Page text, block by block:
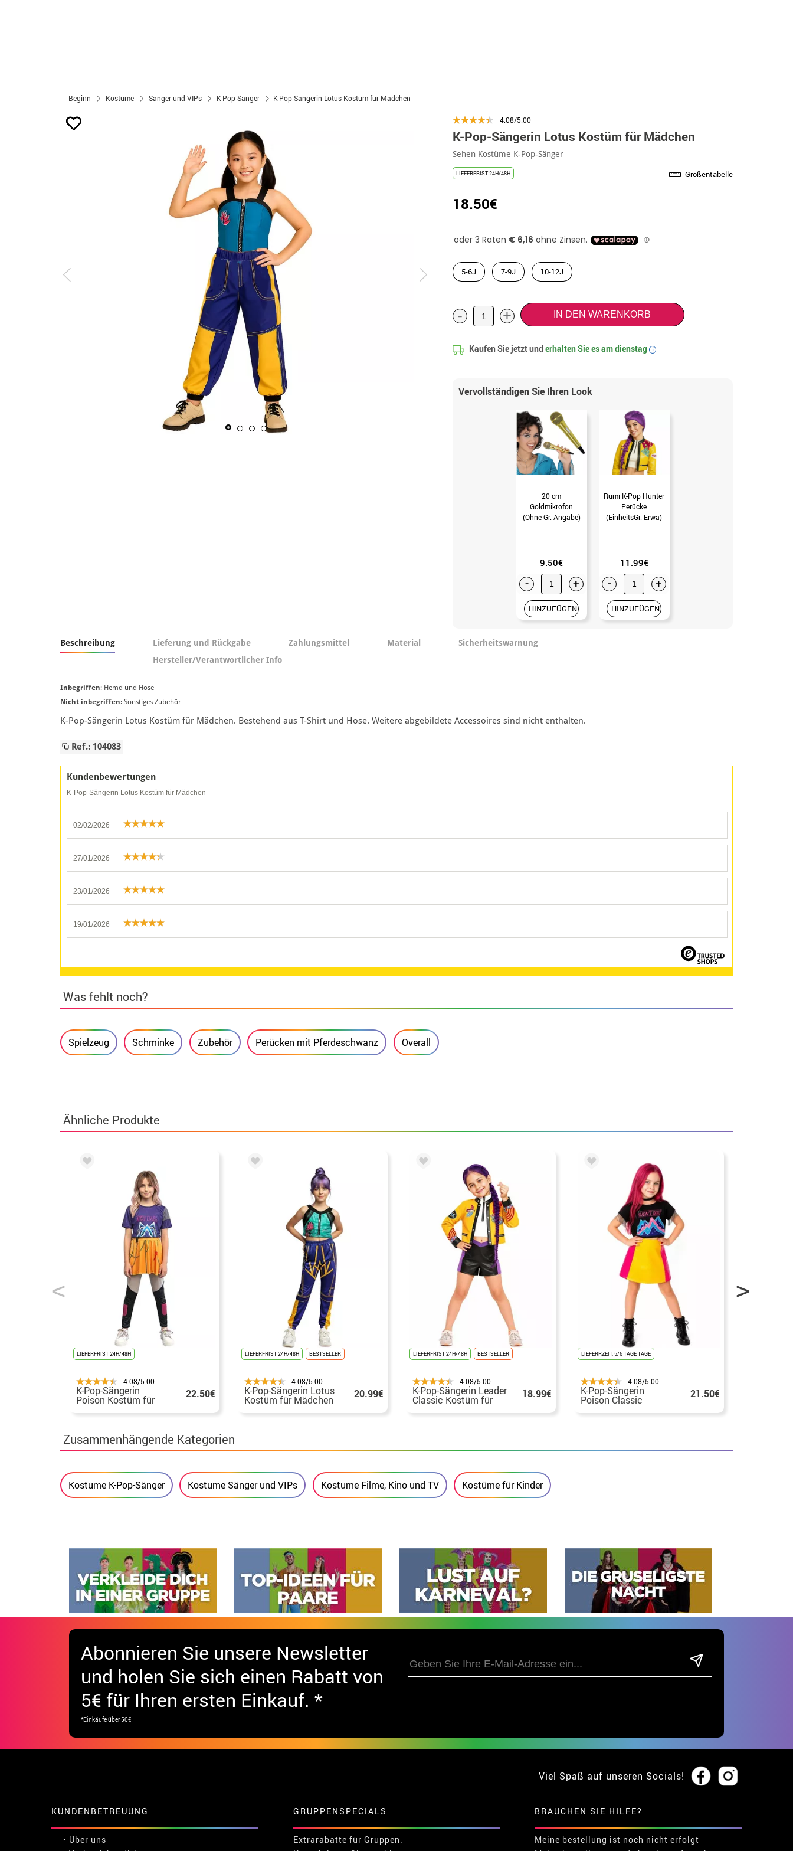
Beginn Kostüme Sänger und VIPs K-Pop-Sänger K-Pop-Sängerin Lotus Kostüm für Mädchen
4.08/5.00
K-Pop-Sängerin Lotus Kostüm für Mädchen
Sehen Kostüme K-Pop-Sänger
LIEFERFRIST 24H/48H Größentabelle
18.50€
5-6J 7-9J 10-12J
- + IN DEN WARENKORB
Kaufen Sie jetzt und erhalten Sie es amdienstag i
Vervollständigen Sie Ihren Look
20 cm
Goldmikrofon
(Ohne Gr.-Angabe)
9.50€
- +
HINZUFÜGEN
Rumi K-Pop Hunter
Perücke
(EinheitsGr. Erwa)
11.99€
- +
HINZUFÜGEN
Beschreibung Lieferung und Rückgabe Zahlungsmittel Material
Sicherheitswarnung
Hersteller/Verantwortlicher Info
Inbegriffen: Hemd und Hose
Nicht inbegriffen: Sonstiges Zubehör
K-Pop-Sängerin Lotus Kostüm für Mädchen. Bestehend aus T-Shirt und Hose. Weitere abgebildete Accessoires sind nicht enthalten.
Ref.: 104083
Kundenbewertungen
K-Pop-Sängerin Lotus Kostüm für Mädchen
02/02/2026
27/01/2026
23/01/2026
19/01/2026
Was fehlt noch?
Spielzeug Schminke Zubehör Perücken mit Pferdeschwanz Overall
Ähnliche Produkte
LIEFERFRIST 24H/48H
4.08/5.00
K-Pop-Sängerin
Poison Kostüm für 22.50€
LIEFERFRIST 24H/48H BESTSELLER
4.08/5.00
K-Pop-Sängerin Lotus
Kostüm für Mädchen 20.99€
LIEFERFRIST 24H/48H BESTSELLER
4.08/5.00
K-Pop-Sängerin Leader
Classic Kostüm für 18.99€
LIEFERRZEIT: 5/6 TAGE TAGE
4.08/5.00
K-Pop-Sängerin
Poison Classic 21.50€
Zusammenhängende Kategorien
Kostume K-Pop-Sänger Kostume Sänger und VIPs Kostume Filme, Kino und TV Kostüme für Kinder
Abonnieren Sie unsere Newsletter
und holen Sie sich einen Rabatt von
5€ für Ihren ersten Einkauf. *
*Einkäufe über 50€
Viel Spaß auf unseren Socials!
KUNDENBETREUUNG
• Über uns
GRUPPENSPECIALS
Extrarabatte für Gruppen.
BRAUCHEN SIE HILFE?
Meine bestellung ist noch nicht erfolgt